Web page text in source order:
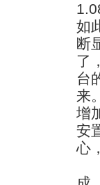
如
断
了
台
来
增
安
心